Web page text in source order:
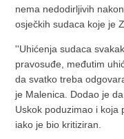
nema nedodirljivih
osječkih sudaca koje je
''Uhićenja sudaca
pravosuđe, međutim
da svatko treba
je Malenica. Dodao je
Uskok poduzimao i koja
iako je bio kritiziran.